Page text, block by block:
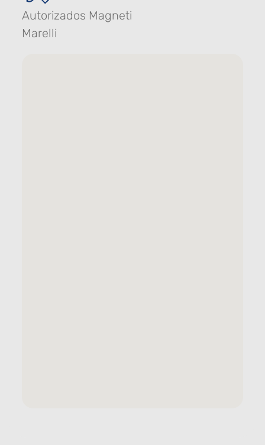
Autorizados Magneti
Marelli